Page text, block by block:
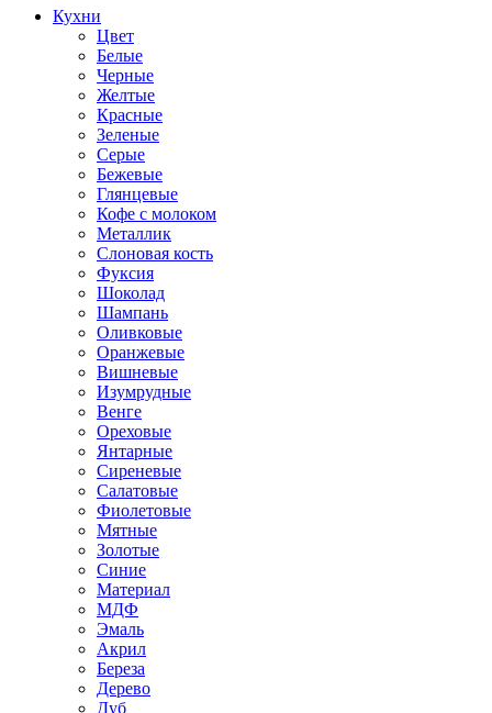
Кухни
Цвет
Белые
Черные
Желтые
Красные
Зеленые
Серые
Бежевые
Глянцевые
Кофе с молоком
Металлик
Слоновая кость
Фуксия
Шоколад
Шампань
Оливковые
Оранжевые
Вишневые
Изумрудные
Венге
Ореховые
Янтарные
Сиреневые
Салатовые
Фиолетовые
Мятные
Золотые
Синие
Материал
МДФ
Эмаль
Акрил
Береза
Дерево
Дуб